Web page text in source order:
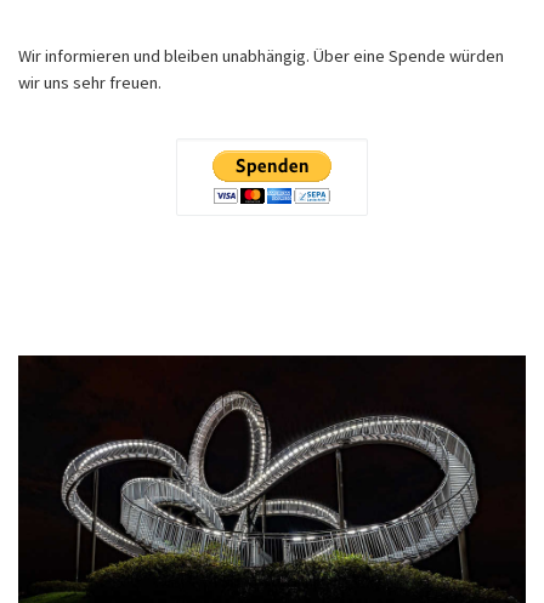
Wir informieren und bleiben unabhängig. Über eine Spende würden
wir uns sehr freuen.